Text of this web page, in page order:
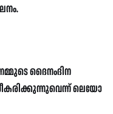
ദൈനംദിന
ലെയോ